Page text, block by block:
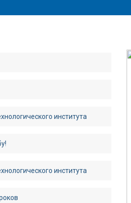
института
института